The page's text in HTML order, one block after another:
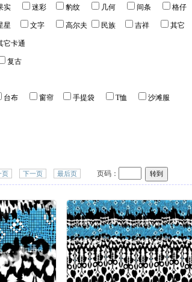
实 迷彩 豹纹 几何 间条 格仔
星 文字 高尔夫 民族 吉祥 其它
它卡通
复古
台布 窗帘 手提袋 T恤 沙滩服
页 下一页 最后页 页码：